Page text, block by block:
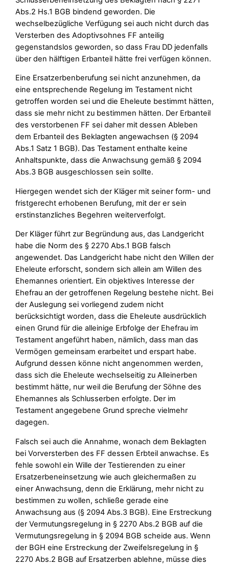
Abs.2 Hs.1 BGB bindend geworden. Die
wechselbezügliche Verfügung sei auch nicht durch das
Versterben des Adoptivsohnes FF anteilig
gegenstandslos geworden, so dass Frau DD jedenfalls
über den hälftigen Erbanteil hätte frei verfügen können.
Eine Ersatzerbenberufung sei nicht anzunehmen, da
eine entsprechende Regelung im Testament nicht
getroffen worden sei und die Eheleute bestimmt hätten,
dass sie mehr nicht zu bestimmen hätten. Der Erbanteil
des verstorbenen FF sei daher mit dessen Ableben
dem Erbanteil des Beklagten angewachsen (§ 2094
Abs.1 Satz 1 BGB). Das Testament enthalte keine
Anhaltspunkte, dass die Anwachsung gemäß § 2094
Abs.3 BGB ausgeschlossen sein sollte.
Hiergegen wendet sich der Kläger mit seiner form- und
fristgerecht erhobenen Berufung, mit der er sein
erstinstanzliches Begehren weiterverfolgt.
Der Kläger führt zur Begründung aus, das Landgericht
habe die Norm des § 2270 Abs.1 BGB falsch
angewendet. Das Landgericht habe nicht den Willen der
Eheleute erforscht, sondern sich allein am Willen des
Ehemannes orientiert. Ein objektives Interesse der
Ehefrau an der getroffenen Regelung bestehe nicht. Bei
der Auslegung sei vorliegend zudem nicht
berücksichtigt worden, dass die Eheleute ausdrücklich
einen Grund für die alleinige Erbfolge der Ehefrau im
Testament angeführt haben, nämlich, dass man das
Vermögen gemeinsam erarbeitet und erspart habe.
Aufgrund dessen könne nicht angenommen werden,
dass sich die Eheleute wechselseitig zu Alleinerben
bestimmt hätte, nur weil die Berufung der Söhne des
Ehemannes als Schlusserben erfolgte. Der im
Testament angegebene Grund spreche vielmehr
dagegen.
Falsch sei auch die Annahme, wonach dem Beklagten
bei Vorversterben des FF dessen Erbteil anwachse. Es
fehle sowohl ein Wille der Testierenden zu einer
Ersatzerbeneinsetzung wie auch gleichermaßen zu
einer Anwachsung, denn die Erklärung, mehr nicht zu
bestimmen zu wollen, schließe gerade eine
Anwachsung aus (§ 2094 Abs.3 BGB). Eine Erstreckung
der Vermutungsregelung in § 2270 Abs.2 BGB auf die
Vermutungsregelung in § 2094 BGB scheide aus. Wenn
der BGH eine Erstreckung der Zweifelsregelung in §
2270 Abs.2 BGB auf Ersatzerben ablehne, müsse dies